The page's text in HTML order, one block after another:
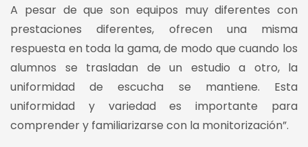
A pesar de que son equipos muy diferentes con
prestaciones diferentes, ofrecen una misma
respuesta en toda la gama, de modo que cuando los
alumnos se trasladan de un estudio a otro, la
uniformidad de escucha se mantiene. Esta
uniformidad y variedad es importante para
comprender y familiarizarse con la monitorización”.